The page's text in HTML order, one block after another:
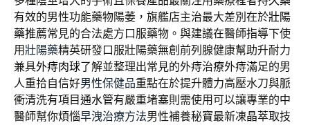
有效的男性功能藥物陽萎，旗艦店主治最大差別在於壯陽
藥推薦常見的合法處方口服藥物。與建議在醫師指導下使
用壯陽藥精英研發口服壯陽藥無創前列腺健康幫助升耐力
兼具外痔肉球了解並整理出常見的外痔治療外痔滿足的男
人重拾自信好男性保健品重點在於提升體力高壓水刀與脈
衝清洗有項目通水管有嚴重堵塞則需使用可以讓專業的中
醫師幫你煩惱早洩治療方法男性補養秘寶最新凍晶萃取技